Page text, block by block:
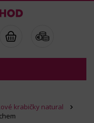
krabičky natural